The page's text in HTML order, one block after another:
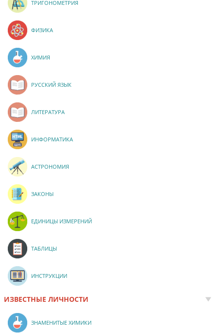
ТРИГОНОМЕТРИЯ
ФИЗИКА
ХИМИЯ
РУССКИЙ ЯЗЫК
ЛИТЕРАТУРА
ИНФОРМАТИКА
АСТРОНОМИЯ
ЗАКОНЫ
ЕДИНИЦЫ ИЗМЕРЕНИЙ
ТАБЛИЦЫ
ИНСТРУКЦИИ
ИЗВЕСТНЫЕ ЛИЧНОСТИ
ЗНАМЕНИТЫЕ ХИМИКИ